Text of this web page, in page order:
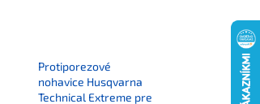
Protiporezové
nohavice Husqvarna
Technical Extreme pre